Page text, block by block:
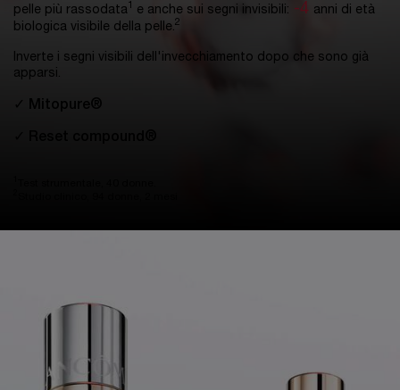
pelle più rassodata e anche sui segni invisibili: -4 anni di età
biologica visibile della pelle. 2
Inverte i segni visibili dell'invecchiamento dopo che sono già
apparsi.
✓ Mitopure®